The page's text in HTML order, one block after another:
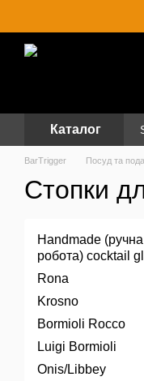
Перейти до основного
Каталог
BarTrigger Посуд та
Стопки
Handmade (ручна
робота) cocktail
Rona
Krosno
Bormioli Rocco
Luigi Bormioli
Onis/Libbey